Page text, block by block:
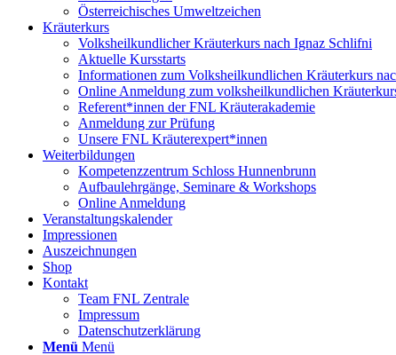
Österreichisches Umweltzeichen
Kräuterkurs
Volksheilkundlicher Kräuterkurs nach Ignaz Schlifni
Aktuelle Kursstarts
Informationen zum Volksheilkundlichen Kräuterkurs
Online Anmeldung zum volksheilkundlichen
Referent*innen der FNL Kräuterakademie
Anmeldung zur Prüfung
Unsere FNL Kräuterexpert*innen
Weiterbildungen
Kompetenzzentrum Schloss Hunnenbrunn
Aufbaulehrgänge, Seminare & Workshops
Online Anmeldung
Veranstaltungskalender
Impressionen
Auszeichnungen
Shop
Kontakt
Team FNL Zentrale
Impressum
Datenschutzerklärung
Menü Menü